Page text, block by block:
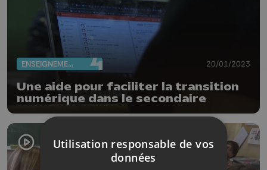
ENSEIGNEMENT 20/01/2023
Une aide pour faciliter la transition
numérique dans le secondaire
Utilisation responsable de vos
données